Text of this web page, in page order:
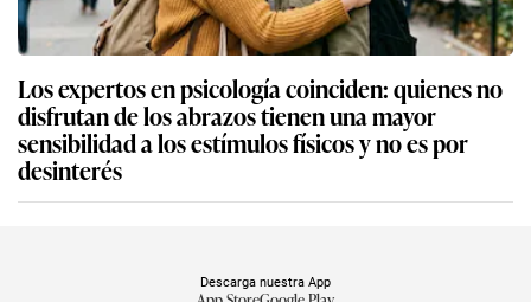
Los expertos en psicología coinciden: quienes no
disfrutan de los abrazos tienen una mayor
sensibilidad a los estímulos físicos y no es por
desinterés
Descarga nuestra App